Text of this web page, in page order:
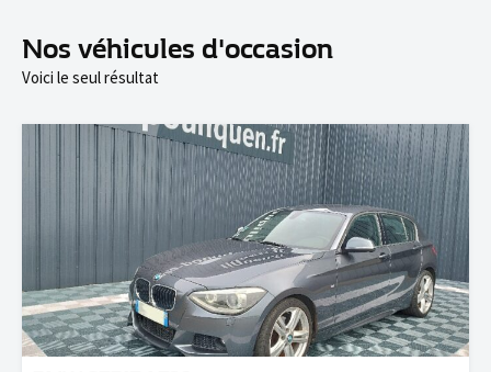
Nos véhicules d'occasion
Voici le seul résultat